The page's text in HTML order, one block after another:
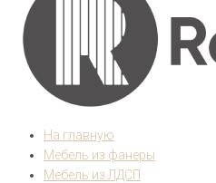
На главную
Мебель из фанеры
Мебель из ЛДСП